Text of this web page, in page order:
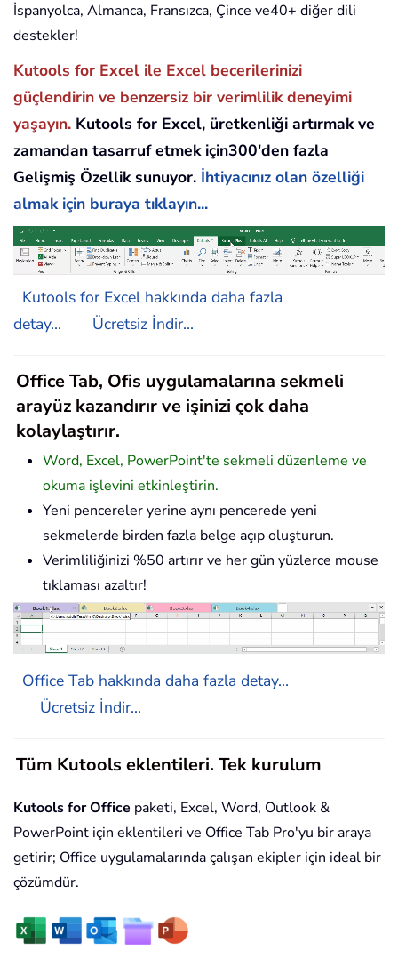
İspanyolca, Almanca, Fransızca, Çince ve40+ diğer dili
destekler!
Kutools for Excel ile Excel becerilerinizi
güçlendirin ve benzersiz bir verimlilik deneyimi
yaşayın. Kutools for Excel, üretkenliği artırmak ve
zamandan tasarruf etmek için300'den fazla
Gelişmiş Özellik sunuyor. İhtiyacınız olan özelliği
almak için buraya tıklayın...
Kutools for Excel hakkında daha fazla
detay...
Ücretsiz İndir...
Office Tab, Ofis uygulamalarına sekmeli
arayüz kazandırır ve işinizi çok daha
kolaylaştırır.
Word, Excel, PowerPoint'te sekmeli düzenleme ve
okuma işlevini etkinleştirin.
Yeni pencereler yerine aynı pencerede yeni
sekmelerde birden fazla belge açıp oluşturun.
Verimliliğinizi %50 artırır ve her gün yüzlerce mouse
tıklaması azaltır!
Office Tab hakkında daha fazla detay...
Ücretsiz İndir...
Tüm Kutools eklentileri. Tek kurulum
Kutools for Office paketi, Excel, Word, Outlook &
PowerPoint için eklentileri ve Office Tab Pro'yu bir araya
getirir; Office uygulamalarında çalışan ekipler için ideal bir
çözümdür.